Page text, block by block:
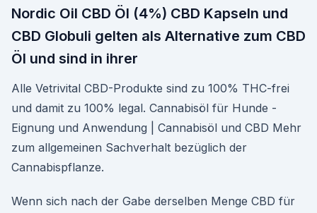
Nordic Oil CBD Öl (4%) CBD Kapseln und
CBD Globuli gelten als Alternative zum CBD
Öl und sind in ihrer
Alle Vetrivital CBD-Produkte sind zu 100% THC-frei
und damit zu 100% legal. Cannabisöl für Hunde -
Eignung und Anwendung | Cannabisöl und CBD Mehr
zum allgemeinen Sachverhalt bezüglich der
Cannabispflanze.
Wenn sich nach der Gabe derselben Menge CBD für